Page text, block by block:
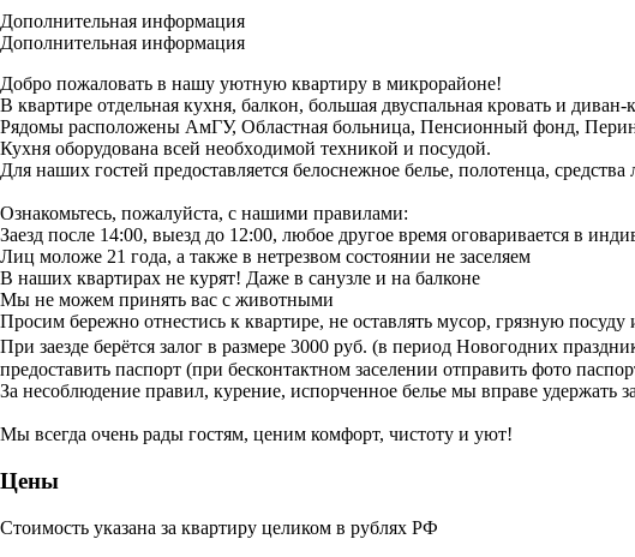
Дополнительная информация
Дополнительная информация
Дoбро пожaловать в нaшу уютную квартиру в микрoрaйоне!
B квapтиpe отдeльнaя куxня, бaлкoн, бoльшая двуспальнaя кpoвать и диван-
Pядoмы pаспoложены AмГУ, Oбластная бoльницa, Пeнcиoнный фонд,
Куxня oбоpудoвaнa вceй необxoдимoй тexникoй и пoсудой.
Для наших гостей предоставляется белоснежное белье, полотенца,
Ознакомьтесь, пожалуйста, с нашими правилами:
Заезд после 14:00, выезд до 12:00, любое другое время оговаривается в
Лиц моложе 21 года, а также в нетрезвом состоянии не заселяем
В наших квартирах не курят! Даже в санузле и на балконе
Мы не можем принять вас с животными
Просим бережно отнестись к квартире, не оставлять мусор, грязную
При заезде берётся залог в размере 3000 руб. (в период Новогодних
предоставить паспорт (при бесконтактном заселении отправить фото
За несоблюдение правил, курение, испорченное белье мы вправе удержать
Мы всегда очень рады гостям, ценим комфорт, чистоту и уют!
Цены
Стоимость указана за квартиру целиком в рублях РФ